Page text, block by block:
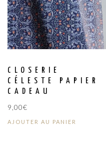
CLOSERIE
CÉLESTE PAPIER
CADEAU
9,00€
AJOUTER AU PANIER